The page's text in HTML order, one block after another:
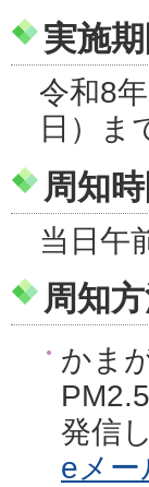
実施期
令和8
日）ま
周知
当日午
周知
かま
発信
eメー